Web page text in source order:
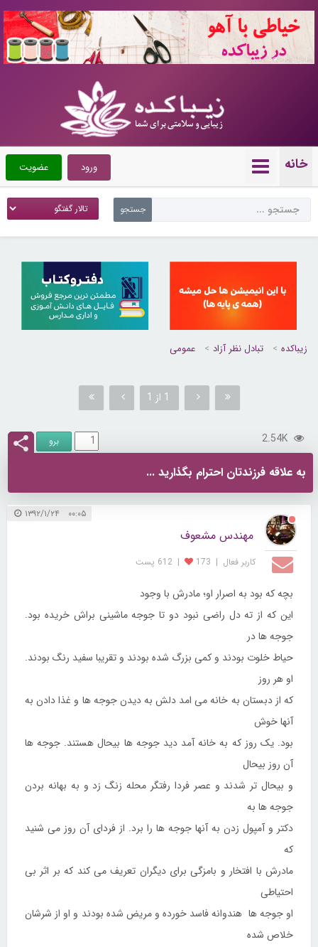
10721249
خانه عضویت ورود
زیباکده تبادل نظر آزاد عمومی
1 از 1
2.54K
به علاقه فرزندتان احترام بگذارید ...
۰۰:۰۵ ۱۳۹۲/۱/۲۴
مهندس مشعوف
کاربر فعال |
173
| 612 پست
بچه که بود به اصرار او؛ مادرش با وجود
این که از ته دل راضی نبود دو تا جوجه ماشینی براش خریده بود.
جوجه ها در
حیاط خلوت بودند و کمی بزرگ شده بودند و تقریبا سفید رنگ بودند.
او هر روز
که از دبستان به خانه می امد دلش به دیدن جوجه ها و غذا دادن به
آنها خوش
بود. یک روز که به خانه آمد دید جوجه ها بیحال هستند. جوجه ها
آن روز بیحال
و بیحال تر شدند و عصر فردا رفتگر محله زنگ زد و به بهانه بردن
جوجه ها به
دکتر و آمپول زدن به آنها جوجه ها را برد. از فردای آن روز می شنید
که
مادرش با افتخار و بامزگی برای دیگران تعریف می کند که بر اثر بی
احتیاطی
او جوجه ها هندوانه فاسد خورده و مریض شده بودند و او از شرشان
خلاص شده